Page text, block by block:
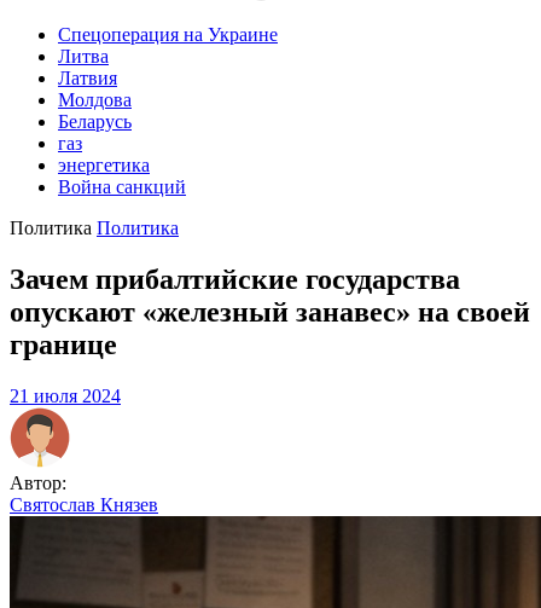
Спецоперация на Украине
Литва
Латвия
Молдова
Беларусь
газ
энергетика
Война санкций
Политика Политика
Зачем прибалтийские государства
опускают «железный занавес» на своей
границе
21 июля 2024
Автор:
Святослав Князев